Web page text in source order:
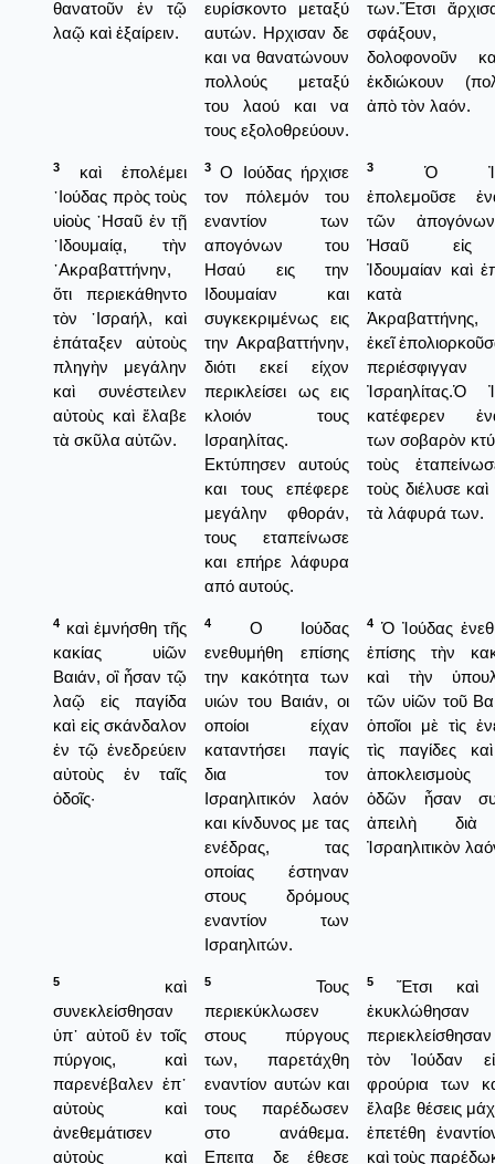
θανατοῦν ἐν τῷ
λαῷ καὶ ἐξαίρειν.
ευρίσκοντο μεταξύ
αυτών. Ηρχισαν δε
και να θανατώνουν
πολλούς μεταξύ
του λαού και να
τους εξολοθρεύουν.
των.Ἔτσι
δολοφονοῦν
ἐκδιώκουν
ἀπὸ τὸν λαόν.
3
καὶ ἐπολέμει
᾿Ιούδας πρὸς τοὺς
υἱοὺς ῾Ησαῦ ἐν τῇ
᾿Ιδουμαίᾳ, τὴν
᾿Ακραβαττήνην,
ὅτι περιεκάθηντο
τὸν ᾿Ισραήλ, καὶ
ἐπάταξεν αὐτοὺς
πληγὴν μεγάλην
καὶ συνέστειλεν
αὐτοὺς καὶ ἔλαβε
τὰ σκῦλα αὐτῶν.
3
Ο Ιούδας ήρχισε
τον πόλεμόν του
εναντίον των
απογόνων του
Ησαύ εις την
Ιδουμαίαν και
συγκεκριμένως εις
την Ακραβαττήνην,
διότι εκεί είχον
περικλείσει ως εις
κλοιόν τους
Ισραηλίτας.
Εκτύπησεν αυτούς
και τους επέφερε
μεγάλην φθοράν,
τους εταπείνωσε
και επήρε λάφυρα
από αυτούς.
3
Ὁ
ἐπολεμοῦσε
τῶν
Ἡσαῦ εἰς
Ἰδουμαίαν καὶ
κατὰ
Ἀκραβαττήνης,
ἐκεῖ
Ἰσραηλίτας.Ὁ
κατέφερεν
των σοβαρὸν
τοὺς
τοὺς διέλυσε
τὰ λάφυρά των.
4 καὶ ἐμνήσθη τῆς
κακίας υἱῶν
Βαιάν, οἳ ἦσαν τῷ
λαῷ εἰς παγίδα
καὶ εἰς σκάνδαλον
ἐν τῷ ἐνεδρεύειν
αὐτοὺς ἐν ταῖς
ὁδοῖς·
4
Ο Ιούδας
ενεθυμήθη επίσης
την κακότητα των
υιών του Βαιάν, οι
οποίοι είχαν
καταντήσει παγίς
δια τον
Ισραηλιτικόν λαόν
και κίνδυνος με τας
ενέδρας, τας
οποίας έστηναν
στους δρόμους
εναντίον των
Ισραηλιτών.
4 Ὁ Ἰούδας
ἐπίσης τὴν
καὶ τὴν
τῶν υἱῶν τοῦ
ὁποῖοι μὲ τὶς
τὶς παγίδες
ὁδῶν ἦσαν
ἀπειλὴ
Ἰσραηλιτικὸν
5
καὶ
συνεκλείσθησαν
ὑπ᾿ αὐτοῦ ἐν τοῖς
πύργοις, καὶ
παρενέβαλεν ἐπ᾿
αὐτοὺς καὶ
ἀνεθεμάτισεν
αὐτοὺς καὶ
5
Τους
περιεκύκλωσεν
στους πύργους
των, παρετάχθη
εναντίον αυτών και
τους παρέδωσεν
στο ανάθεμα.
Επειτα δε έθεσε
5
Ἔτσι καὶ
τὸν Ἰούδαν
φρούρια των
ἔλαβε θέσεις
ἐπετέθη
καὶ τοὺς